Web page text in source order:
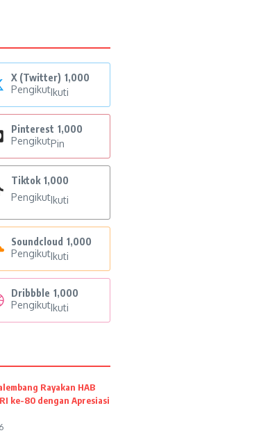
X (Twitter) 1,000
PengikutIkuti
Pinterest 1,000
PengikutPin
Tiktok 1,000
PengikutIkuti
Soundcloud 1,000
PengikutIkuti
Dribbble 1,000
PengikutIkuti
Rayakan HAB
ke-80 dengan Apresiasi